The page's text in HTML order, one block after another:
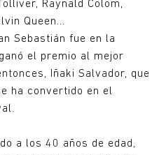
Raynald Colom,
Queen…
Sebastián fue en la
el premio al mejor
Iñaki Salvador, que
ha convertido en el
a los 40 años de edad,